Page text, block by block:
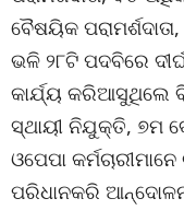
ବୈଷୟିକ
ଭଳି ୨୮ଟି ପଦବିରେ
କାର୍ଯ୍ୟ କରିଆସୁଥିଲେ
ସ୍ଥାୟୀ ନିଯୁକ୍ତି, ୭ମ
ଓପେପା
ପରିଧାନକରି